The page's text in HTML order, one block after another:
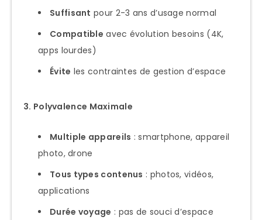
Suffisant pour 2-3 ans d’usage normal
Compatible avec évolution besoins (4K,
apps lourdes)
Évite les contraintes de gestion d’espace
3. Polyvalence Maximale
Multiple appareils : smartphone, appareil
photo, drone
Tous types contenus : photos, vidéos,
applications
Durée voyage : pas de souci d’espace